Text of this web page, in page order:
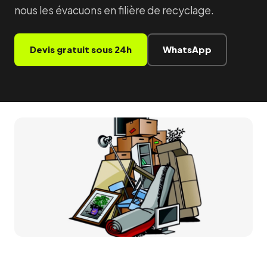
nous les évacuons en filière de recyclage.
Devis gratuit sous 24h WhatsApp